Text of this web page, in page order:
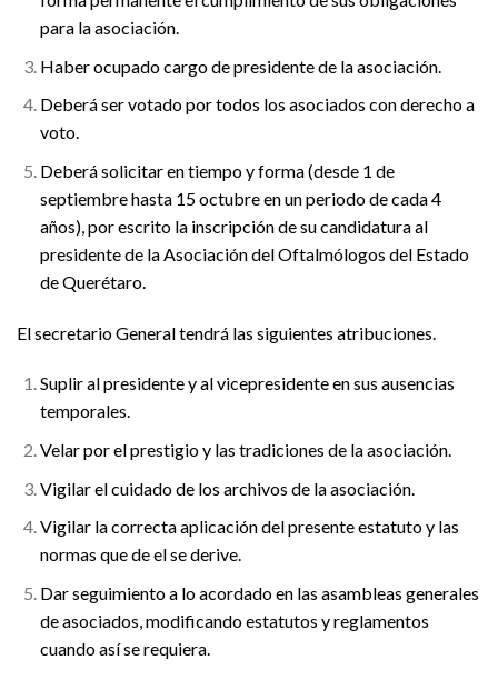
para la asociación.
Haber ocupado cargo de presidente de la asociación.
Deberá ser votado por todos los asociados con derecho a
voto.
Deberá solicitar en tiempo y forma (desde 1 de
septiembre hasta 15 octubre en un periodo de cada 4
años), por escrito la inscripción de su candidatura al
presidente de la Asociación del Oftalmólogos del Estado
de Querétaro.
El secretario General tendrá las siguientes atribuciones.
Suplir al presidente y al vicepresidente en sus ausencias
temporales.
Velar por el prestigio y las tradiciones de la asociación.
Vigilar el cuidado de los archivos de la asociación.
Vigilar la correcta aplicación del presente estatuto y las
normas que de el se derive.
Dar seguimiento a lo acordado en las asambleas generales
de asociados, modificando estatutos y reglamentos
cuando así se requiera.